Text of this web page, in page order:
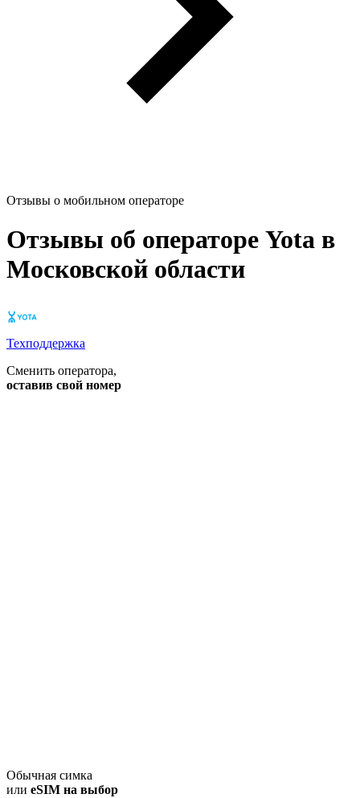
Отзывы о мобильном операторе
Отзывы об операторе Yota в
Московской области
Техподдержка
Сменить оператора,
оставив свой номер
Обычная симка
или eSIM на выбор